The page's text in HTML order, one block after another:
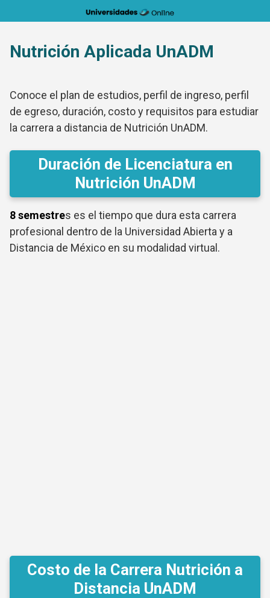
al
Nutrición Aplicada UnADM
Conoce el plan de estudios, perfil de ingreso, perfil
de egreso, duración, costo y requisitos para estudiar
la carrera a distancia de Nutrición UnADM.
Duración de Licenciatura en
Nutrición UnADM
8 semestres es el tiempo que dura esta carrera
profesional dentro de la Universidad Abierta y a
Distancia de México en su modalidad virtual.
Costo de la Carrera Nutrición a
Distancia UnADM